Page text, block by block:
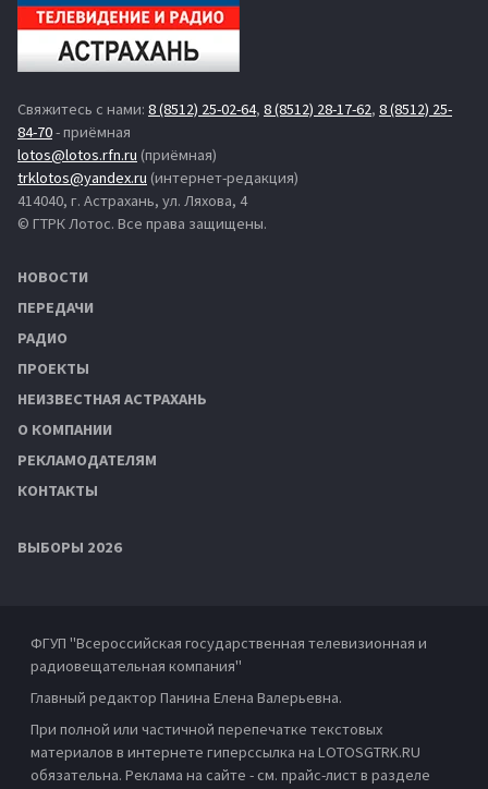
Свяжитесь с нами: 8 (8512) 25-02-64, 8 (8512) 28-17-62, 8 (8512) 25-
84-70- приёмная
lotos@lotos.rfn.ru (приёмная)
trklotos@yandex.ru (интернет-редакция)
414040, г. Астрахань, ул. Ляхова, 4
© ГТРК Лотос. Все права защищены.
НОВОСТИ
ПЕРЕДАЧИ
РАДИО
ПРОЕКТЫ
НЕИЗВЕСТНАЯ АСТРАХАНЬ
О КОМПАНИИ
РЕКЛАМОДАТЕЛЯМ
КОНТАКТЫ
ВЫБОРЫ 2026
ФГУП "Всероссийская государственная телевизионная и
радиовещательная компания"
Главный редактор Панина Елена Валерьевна.
При полной или частичной перепечатке текстовых
материалов в интернете гиперссылка на LOTOSGTRK.RU
обязательна. Реклама на сайте - см. прайс-лист в разделе